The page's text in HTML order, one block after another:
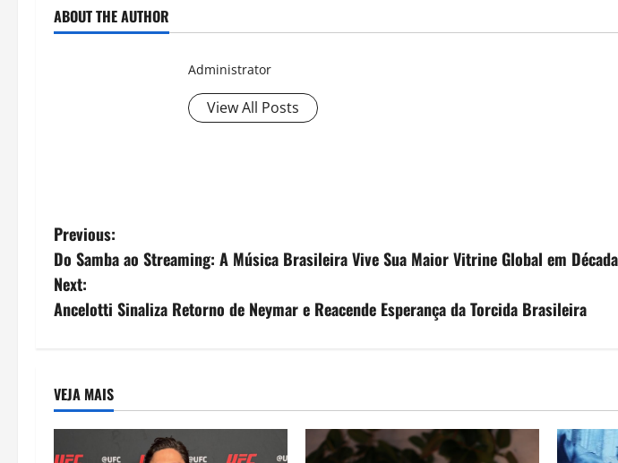
ABOUT THE AUTHOR
Administrator
View All Posts
P
o
s
n
a
Previous:
Do Samba ao Streaming: A Música Brasileira Vive Sua Maior Vitrine Global em
Next:
Ancelotti Sinaliza Retorno de Neymar e Reacende Esperança da Torcida Brasileira
VEJA MAIS